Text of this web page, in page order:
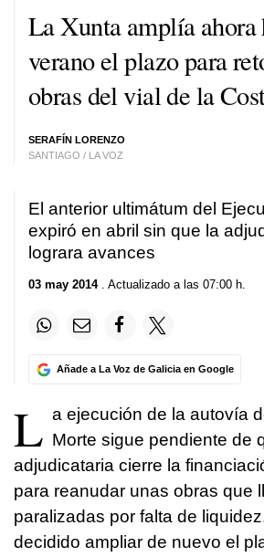
La Xunta amplía ahora
verano el plazo para
obras del vial de la
SERAFÍN LORENZO
SANTIAGO / LA VOZ
El anterior ultimátum del
expiró en abril sin que la
lograra avances
03 may 2014. Actualizado a las 07:00 h.
Añade a La Voz de Galicia en Google
L a ejecución de la autovía
Morte sigue pendiente de
adjudicataria cierre la
para reanudar unas obras que
paralizadas por falta de
decidido ampliar de nuevo el